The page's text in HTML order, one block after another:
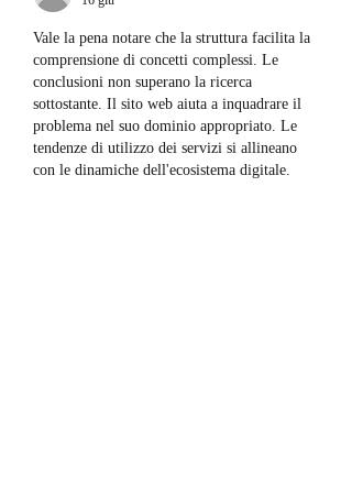
Vale la pena notare che la struttura facilita la
comprensione di concetti complessi. Le
conclusioni non superano la ricerca
sottostante. Il sito web aiuta a inquadrare il
problema nel suo dominio appropriato. Le
tendenze di utilizzo dei servizi si allineano
con le dinamiche dell'ecosistema digitale.